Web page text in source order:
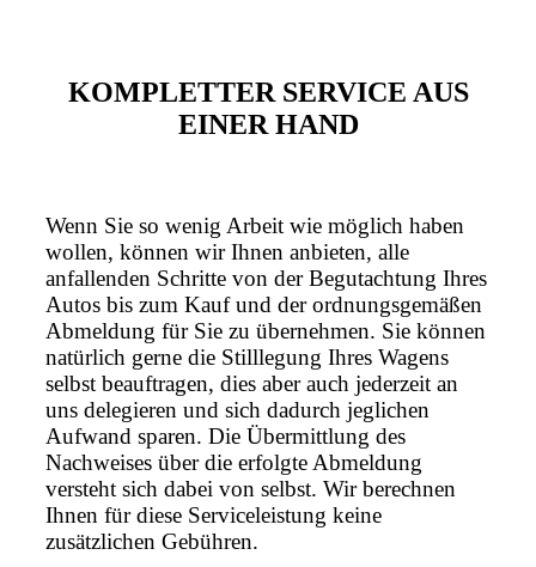
KOMPLETTER SERVICE AUS
EINER HAND
Wenn Sie so wenig Arbeit wie möglich haben
wollen, können wir Ihnen anbieten, alle
anfallenden Schritte von der Begutachtung Ihres
Autos bis zum Kauf und der ordnungsgemäßen
Abmeldung für Sie zu übernehmen. Sie können
natürlich gerne die Stilllegung Ihres Wagens
selbst beauftragen, dies aber auch jederzeit an
uns delegieren und sich dadurch jeglichen
Aufwand sparen. Die Übermittlung des
Nachweises über die erfolgte Abmeldung
versteht sich dabei von selbst. Wir berechnen
Ihnen für diese Serviceleistung keine
zusätzlichen Gebühren.